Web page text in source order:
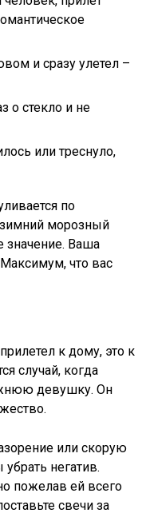
и сразу улетел –
о стекло и не
или треснуло,
по
зимний морозный
значение. Ваша
что вас
к дому, это к
случай, когда
девушку. Он
или скорую
негатив.
пожелав ей всего
свечи за